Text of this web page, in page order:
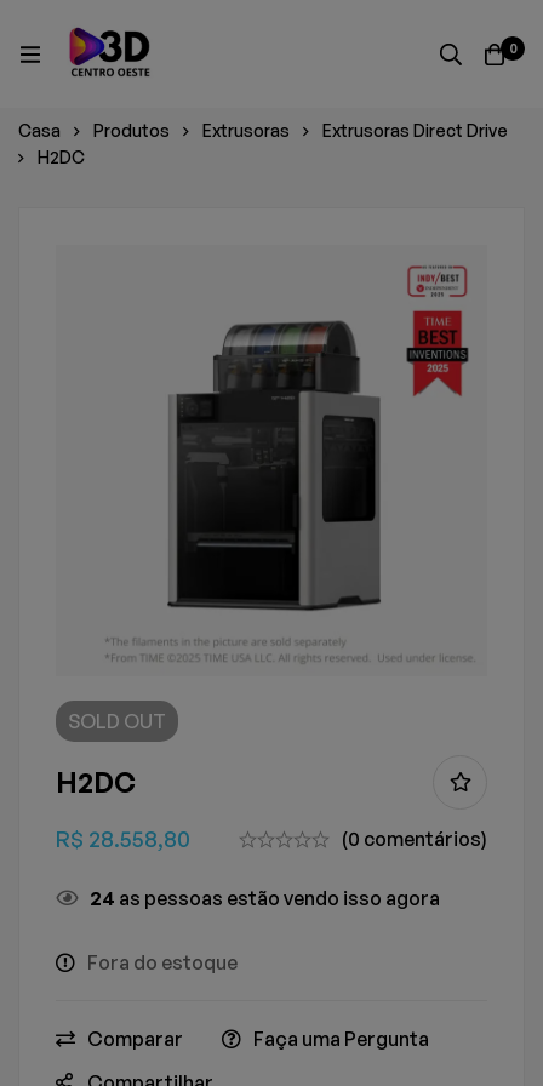
0
Casa Produtos Extrusoras
Extrusoras Direct Drive
H2DC
SOLD OUT
H2DC
R$ 28.558,80 (0 comentários)
25 as pessoas estão vendo isso agora
Fora do estoque
Comparar
Faça uma Pergunta